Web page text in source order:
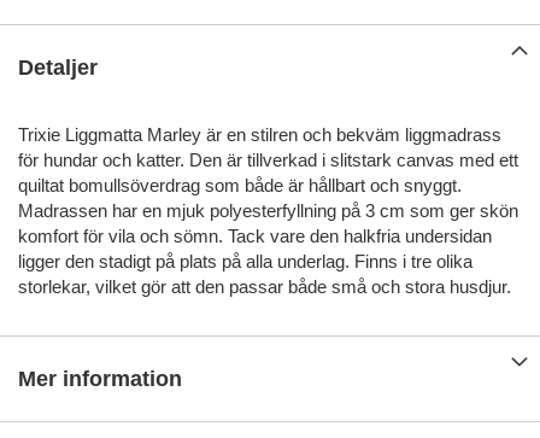
Detaljer
Trixie Liggmatta Marley är en stilren och bekväm liggmadrass
för hundar och katter. Den är tillverkad i slitstark canvas med ett
quiltat bomullsöverdrag som både är hållbart och snyggt.
Madrassen har en mjuk polyesterfyllning på 3 cm som ger skön
komfort för vila och sömn. Tack vare den halkfria undersidan
ligger den stadigt på plats på alla underlag. Finns i tre olika
storlekar, vilket gör att den passar både små och stora husdjur.
Mer information